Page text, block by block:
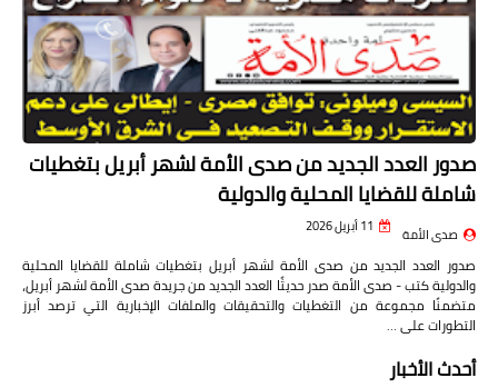
صدور العدد الجديد من صدى الأمة لشهر أبريل بتغطيات
شاملة للقضايا المحلية والدولية
صدى الأمة 11 أبريل 2026
صدور العدد الجديد من صدى الأمة لشهر أبريل بتغطيات شاملة للقضايا المحلية
والدولية كتب - صدى الأمة صدر حديثًا العدد الجديد من جريدة صدى الأمة لشهر أبريل،
متضمنًا مجموعة من التغطيات والتحقيقات والملفات الإخبارية التي ترصد أبرز
التطورات على …
أحدث الأخبار